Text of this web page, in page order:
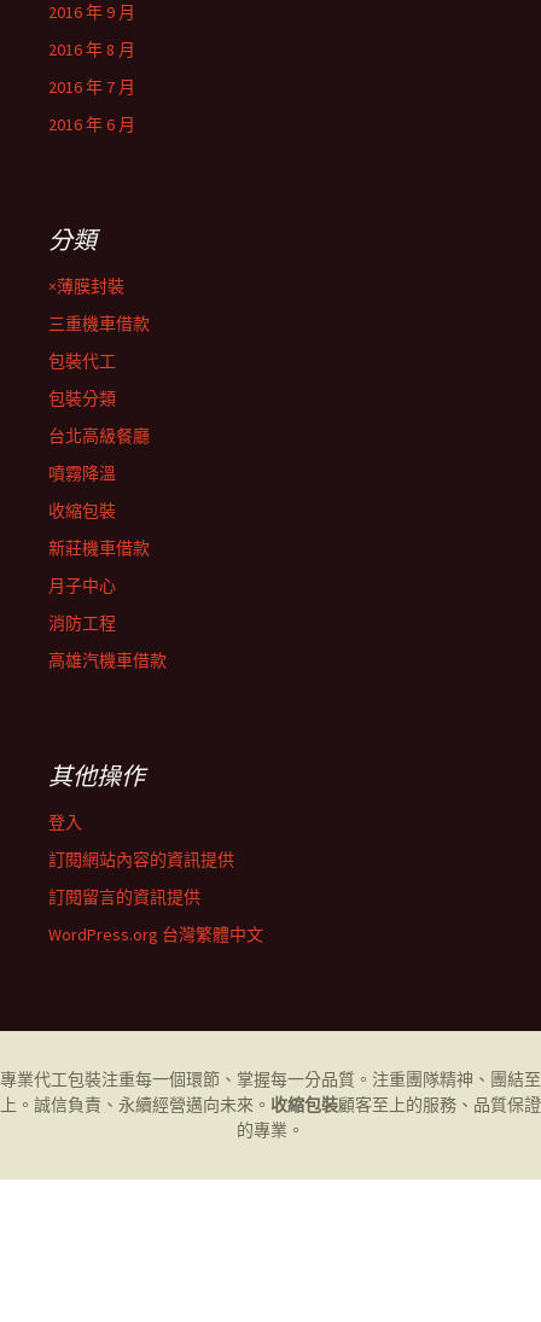
2016 年 9 月
2016 年 8 月
2016 年 7 月
2016 年 6 月
分類
×薄膜封裝
三重機車借款
包裝代工
包裝分類
台北高級餐廳
噴霧降溫
收縮包裝
新莊機車借款
月子中心
消防工程
高雄汽機車借款
其他操作
登入
訂閱網站內容的資訊提供
訂閱留言的資訊提供
WordPress.org 台灣繁體中文
專業代工包裝注重每一個環節、掌握每一分品質。注重團隊精神、團結至
上。誠信負責、永續經營邁向未來。 收縮包裝顧客至上的服務、品質保證
的專業。